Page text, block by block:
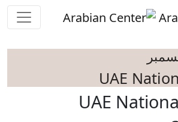
UAE
UAE